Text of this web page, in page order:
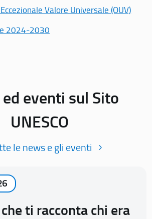
Valore Universale (OUV)
2024-2030
eventi sul Sito
UNESCO
le news e gli eventi
che ti racconta chi era